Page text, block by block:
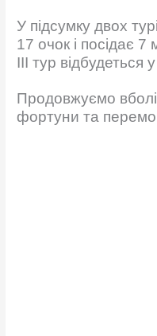
У підсумку двох
17 очок і посідає 7
ІІІ тур
Продовжуємо
фортуни та